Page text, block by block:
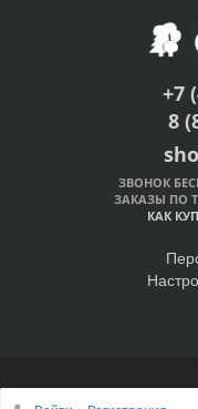
+7
8
ЗВОНОК
ЗАКАЗЫ ПО
КАК
© Интернет-